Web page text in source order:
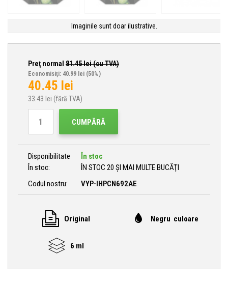
Imaginile sunt doar ilustrative.
Preţ normal 81.45lei (cu TVA)
Economisiţi: 40.99 lei (50%)
40.45 lei
33.43 lei (fără TVA)
CUMPĂRĂ
Disponibilitate
În stoc
În stoc:
ÎN STOC 20 ȘI MAI MULTE BUCĂŢI
Codul nostru:
VYP-IHPCN692AE
Original Negru culoare
6 ml